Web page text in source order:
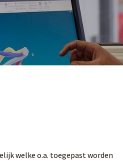
welke o.a. toegepast worden